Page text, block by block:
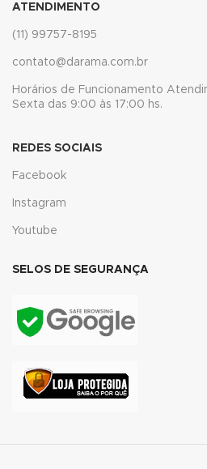
panel
panel
panel
panel
panel
satın al
Panel
Panel
ATENDIMENTO
(11) 99757-8195
contato@darama.com.br
Horários de Funcionamento
Sexta das 9:00 às 17:00 hs.
REDES SOCIAIS
Facebook
Instagram
Youtube
SELOS DE SEGURANÇA